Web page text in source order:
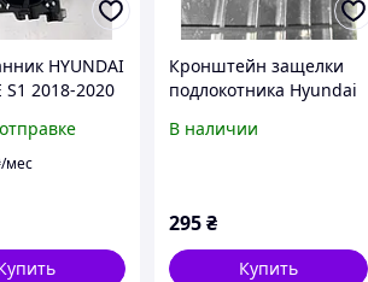
HYUNDAI
S1 2018-2020
/мес
Кронштейн защелки
подлокотника Hyundai
В наличии
295₴
Купить